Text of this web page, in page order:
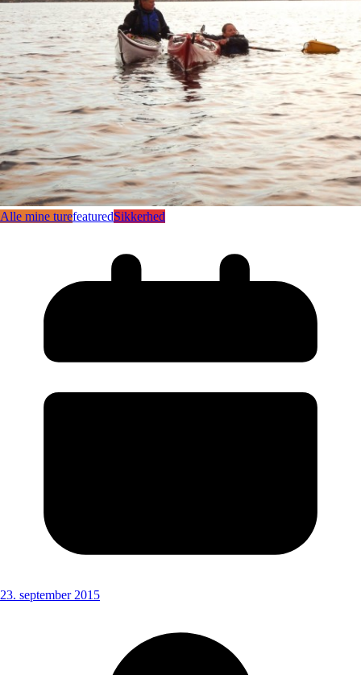
Alle mine turefeaturedSikkerhed
23. september 2015